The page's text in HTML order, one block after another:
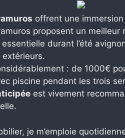
offrent une
proposent un meilleur
essentielle durant l’été
: de 1000€
piscine pendant les trois
est vivement
je m’emploie